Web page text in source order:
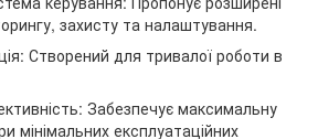
захисту та налаштування.
Створений для тривалої роботи в
Забезпечує максимальну
мінімальних експлуатаційних